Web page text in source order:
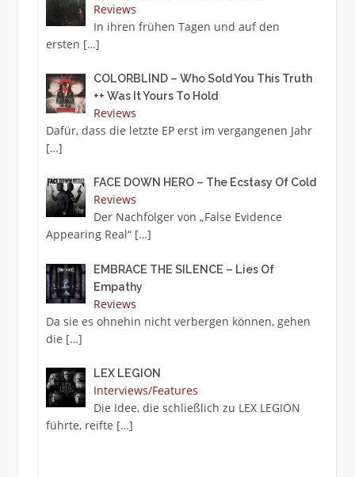
Reviews
In ihren frühen Tagen und auf den
ersten […]
COLORBLIND – Who Sold You This Truth
++ Was It Yours To Hold
Reviews
Dafür, dass die letzte EP erst im vergangenen Jahr
[…]
FACE DOWN HERO – The Ecstasy Of Cold
Reviews
Der Nachfolger von „False Evidence
Appearing Real“ […]
EMBRACE THE SILENCE – Lies Of
Empathy
Reviews
Da sie es ohnehin nicht verbergen können, gehen
die […]
LEX LEGION
Interviews/Features
Die Idee, die schließlich zu LEX LEGION
führte, reifte […]